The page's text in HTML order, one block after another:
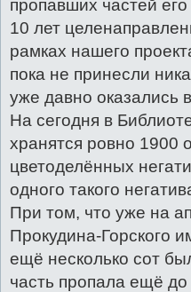
пропавших частей
10 лет
рамках нашего
пока не принесли
уже давно оказались
На сегодня в
хранятся ровно 1900
цветоделённых
одного такого
При том, что уже на
Прокудина-Горского
ещё несколько сот
часть пропала ещё до